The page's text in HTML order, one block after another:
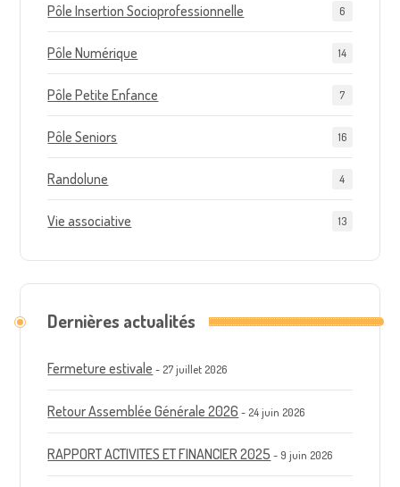
Pôle Insertion Socioprofessionnelle 6
Pôle Numérique 14
Pôle Petite Enfance 7
Pôle Seniors 16
Randolune 4
Vie associative 13
Dernières actualités
Fermeture estivale 27 juillet 2026
Retour Assemblée Générale 2026 24 juin 2026
RAPPORT ACTIVITES ET FINANCIER 2025 9 juin 2026